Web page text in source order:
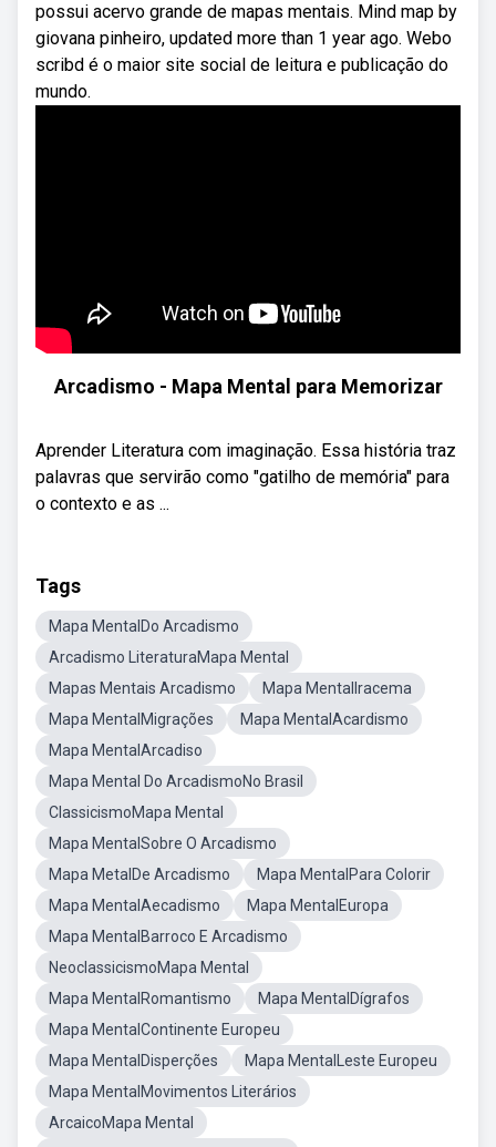
possui acervo grande de mapas mentais. Mind map by
giovana pinheiro, updated more than 1 year ago. Webo
scribd é o maior site social de leitura e publicação do
mundo.
Arcadismo - Mapa Mental para Memorizar
Aprender Literatura com imaginação. Essa história traz
palavras que servirão como "gatilho de memória" para
o contexto e as ...
Tags
Mapa MentalDo Arcadismo
Arcadismo LiteraturaMapa Mental
Mapas Mentais Arcadismo
Mapa MentalIracema
Mapa MentalMigrações
Mapa MentalAcardismo
Mapa MentalArcadiso
Mapa Mental Do ArcadismoNo Brasil
ClassicismoMapa Mental
Mapa MentalSobre O Arcadismo
Mapa MetalDe Arcadismo
Mapa MentalPara Colorir
Mapa MentalAecadismo
Mapa MentalEuropa
Mapa MentalBarroco E Arcadismo
NeoclassicismoMapa Mental
Mapa MentalRomantismo
Mapa MentalDígrafos
Mapa MentalContinente Europeu
Mapa MentalDisperções
Mapa MentalLeste Europeu
Mapa MentalMovimentos Literários
ArcaicoMapa Mental